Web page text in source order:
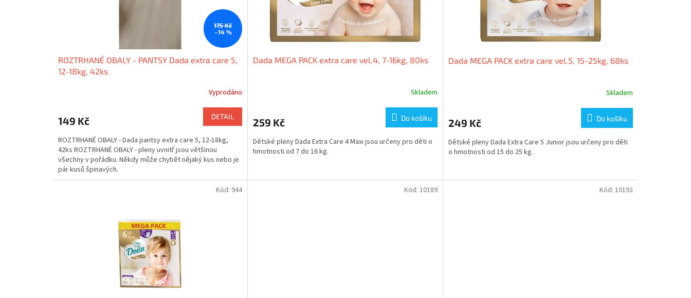
175 Kč
–14 %
ROZTRHANÉ OBALY - PANTSY Dada extra care 5,
12-18kg, 42ks
Vyprodáno
149 Kč DETAIL
ROZTRHANÉ OBALY - Dada pantsy extra care 5, 12-18kg,
42ks ROZTRHANÉ OBALY - pleny uvnitř jsou většinou
všechny v pořádku. Někdy může chybět nějaký kus nebo je
pár kusů špinavých.
Dada MEGA PACK extra care vel.4, 7-16kg, 80ks
Skladem
259 Kč Do košíku
Dětské pleny Dada Extra Care 4 Maxi jsou určeny pro děti o
hmotnosti od 7 do 16 kg.
Dada MEGA PACK extra care vel.5, 15-25kg, 68ks
Skladem
249 Kč Do košíku
Dětské pleny Dada Extra Care 5 Junior jsou určeny pro děti
o hmotnosti od 15 do 25 kg.
Kód: 944 Kód: 10189 Kód: 10192